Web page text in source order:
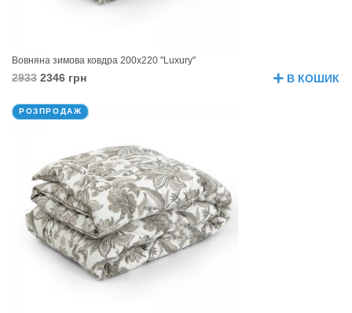
Вовняна зимова ковдра 200х220 "Luxury"
2933 2346 грн В КОШИК
РОЗПРОДАЖ